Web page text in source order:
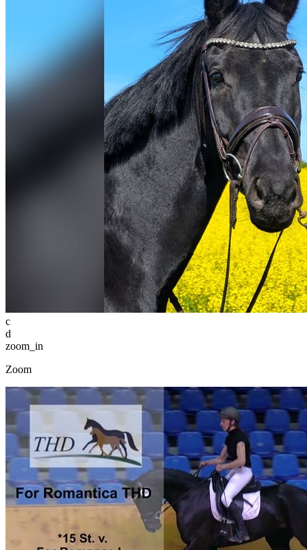
c
d
zoom_in
Zoom